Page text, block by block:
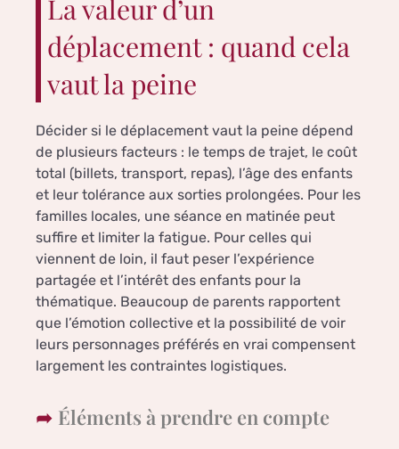
La valeur d’un
déplacement : quand cela
vaut la peine
Décider si le déplacement vaut la peine dépend
de plusieurs facteurs : le temps de trajet, le coût
total (billets, transport, repas), l’âge des enfants
et leur tolérance aux sorties prolongées. Pour les
familles locales, une séance en matinée peut
suffire et limiter la fatigue. Pour celles qui
viennent de loin, il faut peser l’expérience
partagée et l’intérêt des enfants pour la
thématique. Beaucoup de parents rapportent
que l’émotion collective et la possibilité de voir
leurs personnages préférés en vrai compensent
largement les contraintes logistiques.
Éléments à prendre en compte